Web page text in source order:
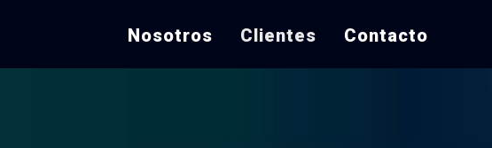
Nosotros Clientes Contacto